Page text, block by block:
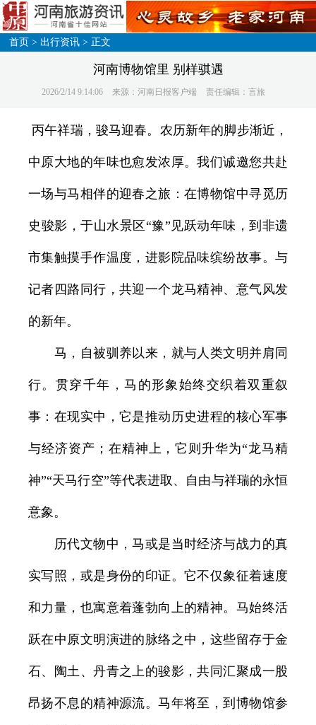
首页 >出行资讯 > 正文
河南博物馆里 别样骐遇
2026/2/14 9:14:06 来源：河南日报客户端 责任编辑：言旅
丙午祥瑞，骏马迎春。农历新年的脚步渐近，
中原大地的年味也愈发浓厚。我们诚邀您共赴
一场与马相伴的迎春之旅：在博物馆中寻觅历
史骏影，于山水景区“豫”见跃动年味，到非遗
市集触摸手作温度，进影院品味缤纷故事。与
记者四路同行，共迎一个龙马精神、意气风发
的新年。
马，自被驯养以来，就与人类文明并肩同
行。贯穿千年，马的形象始终交织着双重叙
事：在现实中，它是推动历史进程的核心军事
与经济资产；在精神上，它则升华为“龙马精
神”“天马行空”等代表进取、自由与祥瑞的永恒
意象。
历代文物中，马或是当时经济与战力的真
实写照，或是身份的印证。它不仅象征着速度
和力量，也寓意着蓬勃向上的精神。马始终活
跃在中原文明演进的脉络之中，这些留存于金
石、陶土、丹青之上的骏影，共同汇聚成一股
昂扬不息的精神源流。马年将至，到博物馆参